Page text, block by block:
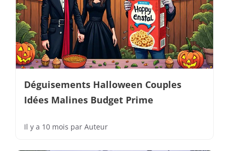
Déguisements Halloween Couples
Idées Malines Budget Prime
Il y a 10 mois par Auteur